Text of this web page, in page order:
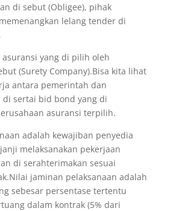
di sebut (Obligee), pihak
lelang tender di
yang di pilih oleh
(Surety Company).Bisa kita lihat
antara pemerintah dan
sertai bid bond yang di
asuransi terpilih.
adalah kewajiban penyedia
melaksanakan pekerjaan
di serahterimakan sesuai
jaminan pelaksanaan adalah
sebesar persentase tertentu
dalam kontrak (5% dari